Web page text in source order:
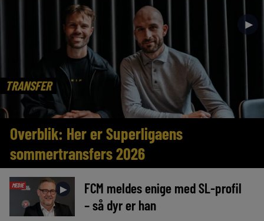
TRANSFER
►
Overblik: Her er Superligaens
sommertransfers 2026
MEDIE ►
FCM meldes enige med SL-profil
– så dyr er han